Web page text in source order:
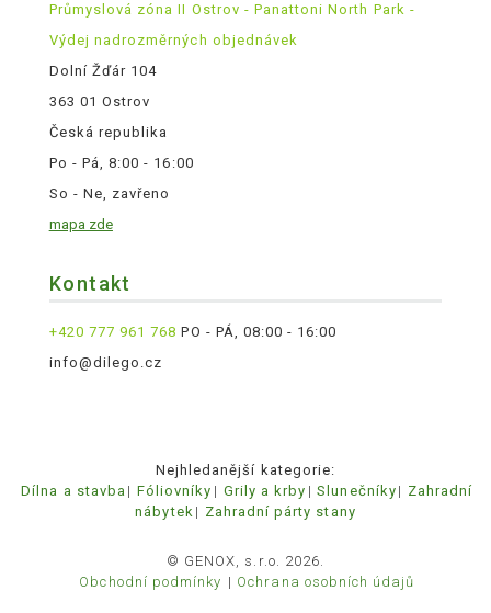
Průmyslová zóna II Ostrov - Panattoni North Park -
Výdej nadrozměrných objednávek
Dolní Žďár 104
363 01 Ostrov
Česká republika
Po - Pá, 8:00 - 16:00
So - Ne, zavřeno
mapa zde
Kontakt
+420 777 961 768 PO - PÁ, 08:00 - 16:00
info@dilego.cz
Nejhledanější kategorie:
Dílna a stavba
Fóliovníky Grily a krby Slunečníky
Zahradní
nábytek
Zahradní párty stany
© GENOX, s.r.o. 2026.
Obchodní podmínky
Ochrana osobních údajů